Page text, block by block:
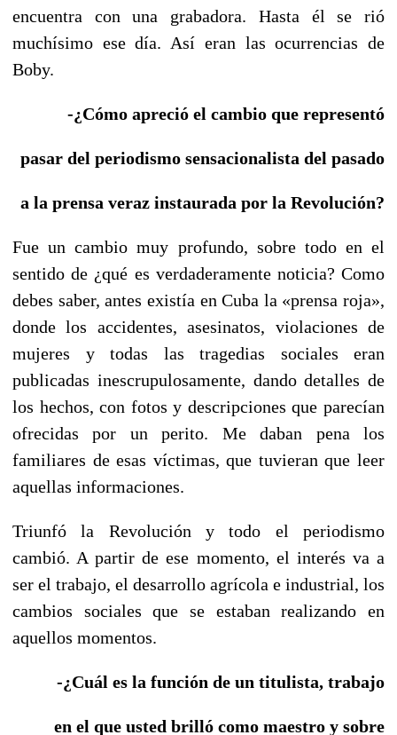
encuentra con una grabadora. Hasta él se rió
muchísimo ese día. Así eran las ocurrencias de
Boby.
-¿Cómo apreció el cambio que representó
pasar del periodismo sensacionalista del pasado
a la prensa veraz instaurada por la Revolución?
Fue un cambio muy profundo, sobre todo en el
sentido de ¿qué es verdaderamente noticia? Como
debes saber, antes existía en Cuba la «prensa roja»,
donde los accidentes, asesinatos, violaciones de
mujeres y todas las tragedias sociales eran
publicadas inescrupulosamente, dando detalles de
los hechos, con fotos y descripciones que parecían
ofrecidas por un perito. Me daban pena los
familiares de esas víctimas, que tuvieran que leer
aquellas informaciones.
Triunfó la Revolución y todo el periodismo
cambió. A partir de ese momento, el interés va a
ser el trabajo, el desarrollo agrícola e industrial, los
cambios sociales que se estaban realizando en
aquellos momentos.
-¿Cuál es la función de un titulista, trabajo
en el que usted brilló como maestro y sobre